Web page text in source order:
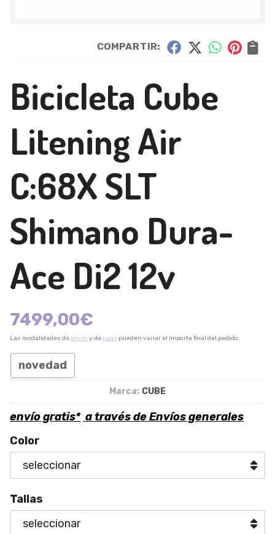
COMPARTIR:
Bicicleta Cube
Litening Air
C:68X SLT
Shimano Dura-
Ace Di2 12v
7499,00€
Las modalidades de envío y de pago pueden variar el importe final del pedido.
novedad
Marca: CUBE
envío gratis* a través deEnvíos generales
Color
Tallas